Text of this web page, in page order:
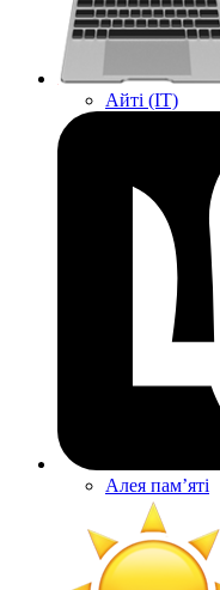
Айті (IT)
Алея памʼяті